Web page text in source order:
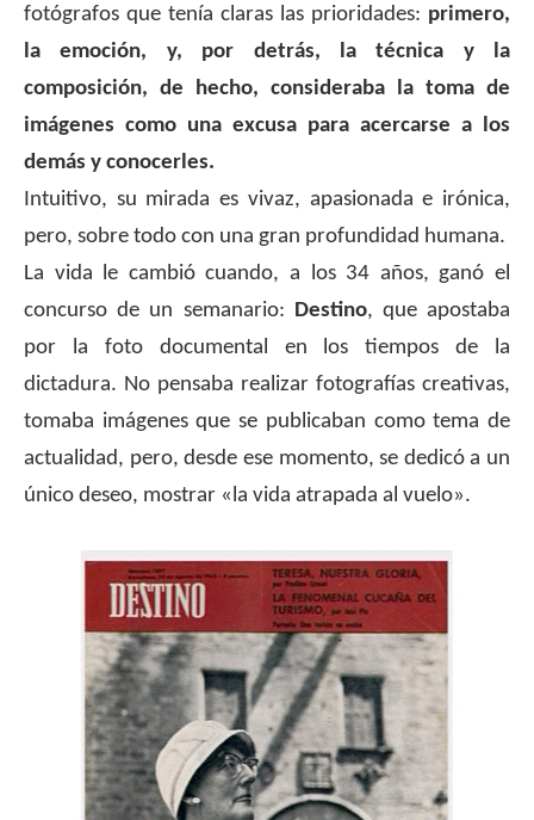
fotógrafos que tenía claras las prioridades: primero,
la emoción, y, por detrás, la técnica y la
composición, de hecho, consideraba la toma de
imágenes como una excusa para acercarse a los
demás y conocerles.
Intuitivo, su mirada es vivaz, apasionada e irónica,
pero, sobre todo con una gran profundidad humana.
La vida le cambió cuando, a los 34 años, ganó el
concurso de un semanario: Destino, que apostaba
por la foto documental en los tiempos de la
dictadura. No pensaba realizar fotografías creativas,
tomaba imágenes que se publicaban como tema de
actualidad, pero, desde ese momento, se dedicó a un
único deseo, mostrar «la vida atrapada al vuelo».